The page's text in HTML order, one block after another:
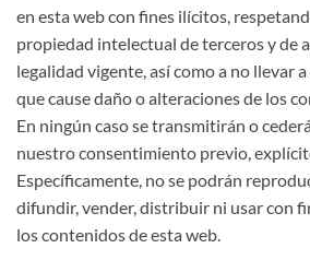
en esta web con fines ilícitos,
propiedad intelectual de terceros y de
legalidad vigente, así como a no llevar
que cause daño o alteraciones de los
En ningún caso se transmitirán o
nuestro consentimiento previo,
Específicamente, no se podrán
difundir, vender, distribuir ni usar con
los contenidos de esta web.